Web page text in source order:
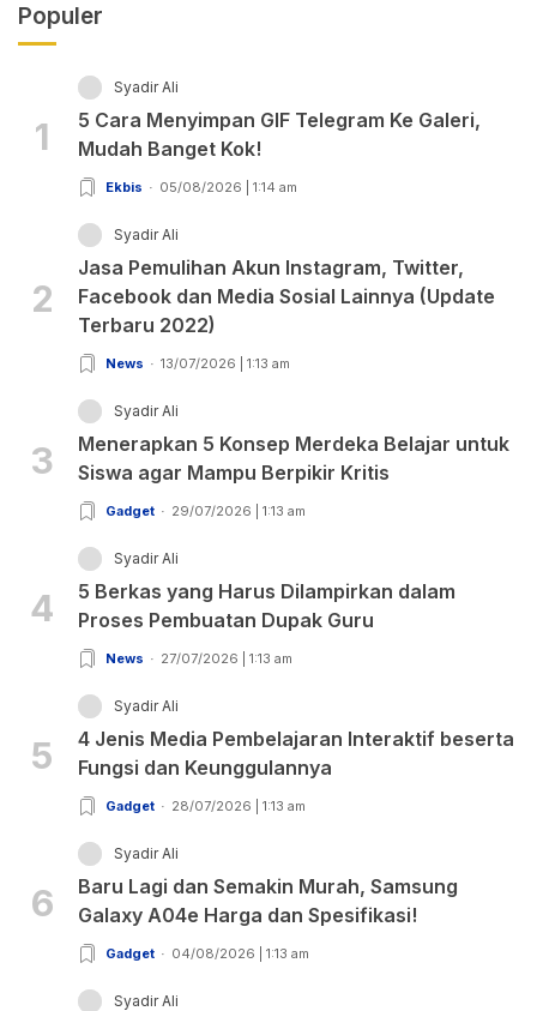
Populer
1
Syadir Ali
5 Cara Menyimpan GIF Telegram Ke Galeri,
Mudah Banget Kok!
Ekbis 05/08/2026 | 1:14 am
2
Syadir Ali
Jasa Pemulihan Akun Instagram, Twitter,
Facebook dan Media Sosial Lainnya (Update
Terbaru 2022)
News 13/07/2026 | 1:13 am
3
Syadir Ali
Menerapkan 5 Konsep Merdeka Belajar untuk
Siswa agar Mampu Berpikir Kritis
Gadget 29/07/2026 | 1:13 am
4
Syadir Ali
5 Berkas yang Harus Dilampirkan dalam
Proses Pembuatan Dupak Guru
News 27/07/2026 | 1:13 am
5
Syadir Ali
4 Jenis Media Pembelajaran Interaktif beserta
Fungsi dan Keunggulannya
Gadget 28/07/2026 | 1:13 am
6
Syadir Ali
Baru Lagi dan Semakin Murah, Samsung
Galaxy A04e Harga dan Spesifikasi!
Gadget 04/08/2026 | 1:13 am
Syadir Ali